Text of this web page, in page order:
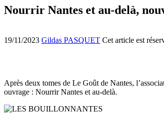
Nourrir Nantes et au-delà,
19/11/2023 Gildas PASQUET Cet article est
Après deux tomes de Le Goût de Nantes,
ouvrage : Nourrir Nantes et au-delà.